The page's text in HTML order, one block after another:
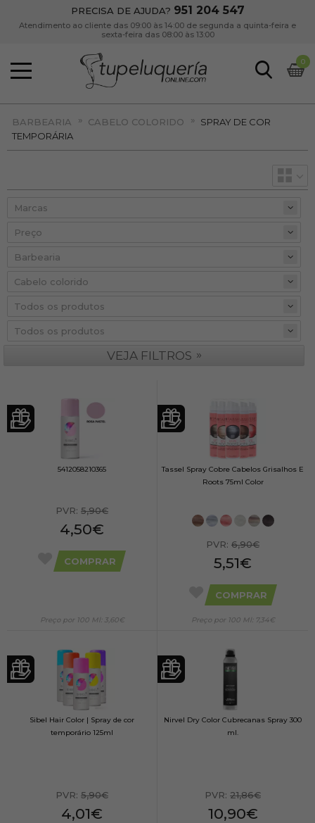
PRECISA DE AJUDA? 951 204 547
Atendimento ao cliente das 09:00 às 14:00 de segunda a quinta-feira e
sexta-feira das 08:00 às 13:00
0
BARBEARIA » CABELO COLORIDO » SPRAY DE COR
TEMPORÁRIA
Preço
VEJA FILTROS »
5412058210365
PVR: 5,90€
4,50€
COMPRAR
Preço por 100 Ml: 3,60€
Tassel Spray Cobre Cabelos Grisalhos E
Roots 75ml Color
PVR: 6,90€
5,51€
COMPRAR
Preço por 100 Ml: 7,34€
Sibel Hair Color | Spray de cor
temporário 125ml
PVR: 5,90€
4,01€
Nirvel Dry Color Cubrecanas Spray 300
ml.
PVR: 21,86€
10,90€